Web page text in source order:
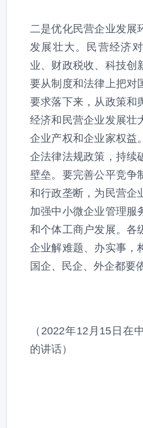
二是优化民营企业发展
发展壮大。民营经济
业、财政税收、科技创
要从制度和法律上把对
要求落下来，从政策和
经济和民营企业发展壮
企业产权和企业家权益
企法律法规政策，持续
壁垒。要完善公平竞争
和行政垄断，为民营企
加强中小微企业管理服
和个体工商户发展。各
企业解难题、办实事，
国企、民企、外企都要
（2022年12月15日在
的讲话）